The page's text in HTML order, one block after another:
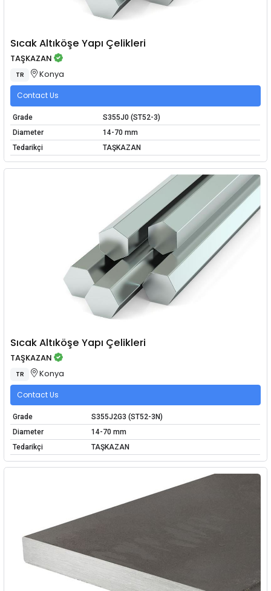
Sıcak Altıköşe Yapı Çelikleri
TAŞKAZAN
TR Konya
Contact Us
Grade
S355J0 (ST52-3)
Diameter
14-70 mm
Tedarikçi
TAŞKAZAN
Sıcak Altıköşe Yapı Çelikleri
TAŞKAZAN
TR Konya
Contact Us
Grade
S355J2G3 (ST52-3N)
Diameter
14-70 mm
Tedarikçi
TAŞKAZAN